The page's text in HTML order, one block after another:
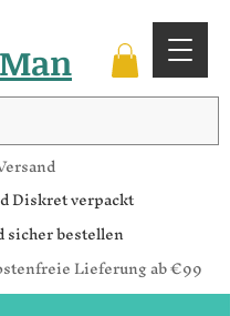
Diskret verpackt
sicher bestellen
Lieferung ab €99